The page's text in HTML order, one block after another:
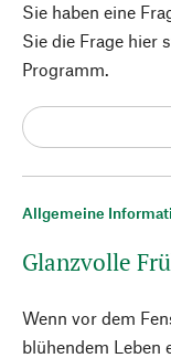
Allgemeine
Glanzvolle
Wenn vor dem
blühendem Leben
Sie haben eine
Sie die Frage hier
Programm.